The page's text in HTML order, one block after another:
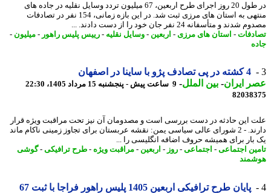
در طول 20 روز اجرای طرح اربعین، 67 میلیون تردد وسایل نقلیه در جاده های
منتهی به استان های مرزی ثبت شد. در این بازه زمانی، 154 نفر در تصادفات
و متأسفانه 24 نفر جان خود را از دست دادند. ...
-استان های مرزی- اربعین -وسایل نقلیه-رییس پلیس راهور -میلیون-
4 کشته در پی تصادف پژو با ساینا در اصفهان
ایران- بین الملل-9 ساعت پیش - پنجشنبه 15 مرداد 1405، 22:30
این حادثه در دست بررسی است و مصدومان آن نیز تحت مراقبت ویژه قرار
دارند. - 2 شورای عالی سیاسی یمن: نقشه عربستان برای تجاوز زمینی ناکام ماند
برای همیشه حروف اضافه انگلیسی را ...
اجتماعی-اجتماعی-روز- اربعین -مراقبت ویژه -طرح ترافیکی-گوشی
پایان طرح ترافیکی اربعین 1405 پلیس راهور فراجا با ثبت 67